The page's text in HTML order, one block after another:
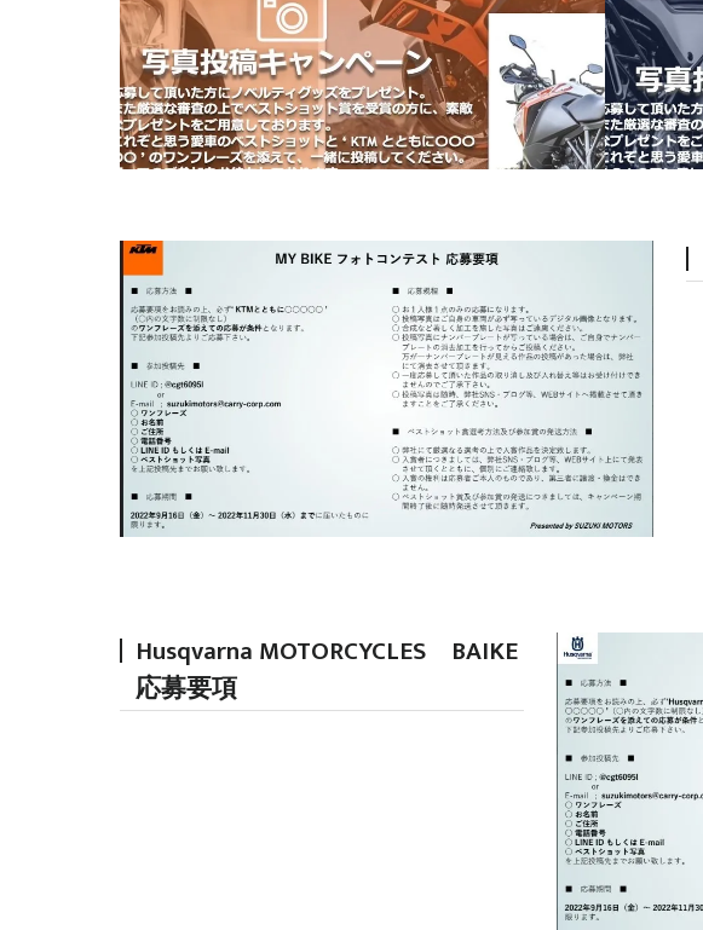
Husqvarna MOTORCYCLES BAIKE
応募要項